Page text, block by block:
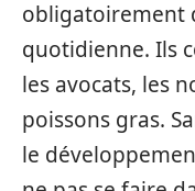
obligatoirement
quotidienne. Ils
les avocats, les
poissons gras.
le